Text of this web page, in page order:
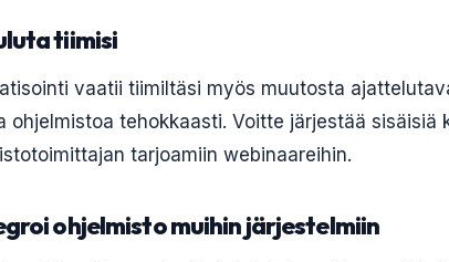
tiimisi
vaatii tiimiltäsi myös muutosta
ohjelmistoa tehokkaasti. Voitte järjestää sisäisiä
tarjoamiin webinaareihin.
ohjelmisto muihin järjestelmiin